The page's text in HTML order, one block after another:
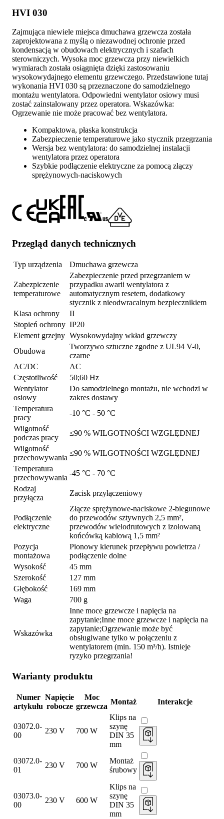
HVI 030
Zajmująca niewiele miejsca dmuchawa grzewcza została
zaprojektowana z myślą o niezawodnej ochronie przed
kondensacją w obudowach elektrycznych i szafach
sterowniczych. Wysoka moc grzewcza przy niewielkich
wymiarach została osiągnięta dzięki zastosowaniu
wysokowydajnego elementu grzewczego. Przedstawione tutaj
wykonania HVI 030 są przeznaczone do samodzielnego
montażu wentylatora. Odpowiedni wentylator osiowy musi
zostać zainstalowany przez operatora. Wskazówka:
Ogrzewanie nie może pracować bez wentylatora.
Kompaktowa, płaska konstrukcja
Zabezpieczenie temperaturowe jako stycznik przegrzania
Wersja bez wentylatora: do samodzielnej instalacji
wentylatora przez operatora
Szybkie podłączenie elektryczne za pomocą złączy
sprężynowych-naciskowych
Przegląd danych technicznych
Typ urządzenia Dmuchawa grzewcza
Zabezpiczenie
temperaturowe
Zabezpieczenie przed przegrzaniem w
przypadku awarii wentylatora z
automatycznym resetem, dodatkowy
stycznik z nieodwracalnym bezpiecznikiem
Klasa ochrony
II
Stopień ochrony IP20
Element grzejny Wysokowydajny wkład grzewczy
Obudowa
Tworzywo sztuczne zgodne z UL94 V-0,
czarne
AC/DC
AC
Częstotliwość
50;60 Hz
Wentylator
osiowy
Do samodzielnego montażu, nie wchodzi w
zakres dostawy
Temperatura
pracy
-10 °C - 50 °C
Wilgotność
podczas pracy
≤90 % WILGOTNOŚCI WZGLĘDNEJ
Wilgotność
przechowywania
≤90 % WILGOTNOŚCI WZGLĘDNEJ
Temperatura
przechowywania
-45 °C - 70 °C
Rodzaj
przyłącza
Zacisk przyłączeniowy
Podłączenie
elektryczne
Złącze sprężynowe-naciskowe 2-biegunowe
do przewodów sztywnych 2,5 mm²,
przewodów wielodrutowych z izolowaną
końcówką kablową 1,5 mm²
Pozycja
montażowa
Pionowy kierunek przepływu powietrza /
podłączenie dolne
Wysokość
45 mm
Szerokość
127 mm
Głębokość
169 mm
Waga
700 g
Wskazówka
Inne moce grzewcze i napięcia na
zapytanie;Inne moce grzewcze i napięcia na
zapytanie;Ogrzewanie może być
obsługiwane tylko w połączeniu z
wentylatorem (min. 150 m³/h). Istnieje
ryzyko przegrzania!
Warianty produktu
Numer
artykułu
Napięcie
robocze
Moc
grzewcza
Montaż Interakcje
03072.0-
00
230 V 700 W
Klips na
szynę
DIN 35
mm
03072.0-
01
230 V 700 W
Montaż
śrubowy
03073.0-
00
230 V 600 W
Klips na
szynę
DIN 35
mm